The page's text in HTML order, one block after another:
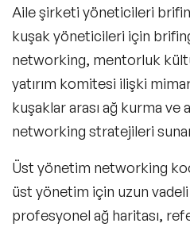
Aile şirketi yöneticileri
kuşak yöneticileri için
networking, mentorluk
yatırım komitesi ilişki
kuşaklar arası ağ kurma ve
networking stratejileri
Üst yönetim networking
üst yönetim için uzun
profesyonel ağ haritası,
Celebrity
Yatırım ve Yatırım
Beden Dili ve Mikro
Kriz Yönetimi
Ekip Yönetimi
Karbon Ayak İzi